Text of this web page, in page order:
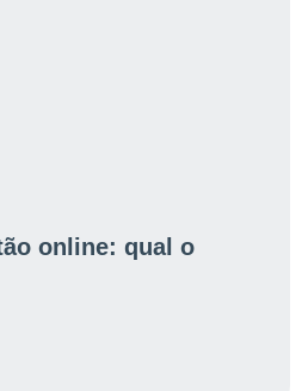
online: qual o